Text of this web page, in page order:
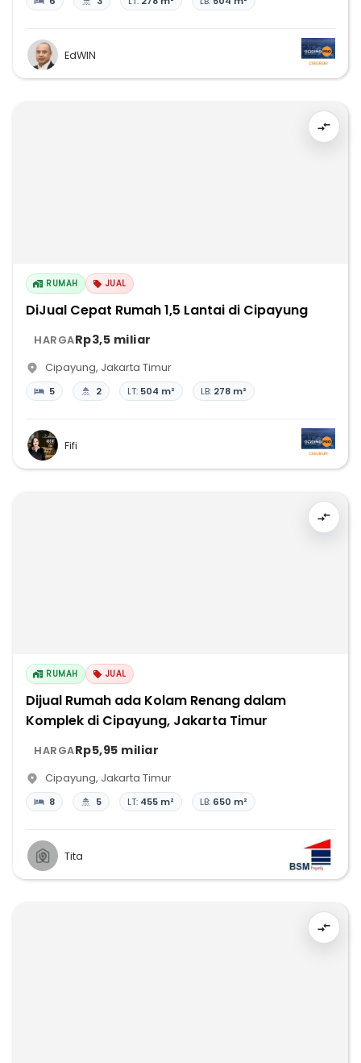
EdWIN
RUMAH JUAL
DiJual Cepat Rumah 1,5 Lantai di Cipayung
HARGARp3,5 miliar
Cipayung, Jakarta Timur
5 2 LT: 504 m² LB: 278 m²
Fifi
RUMAH JUAL
Dijual Rumah ada Kolam Renang dalam
Komplek di Cipayung, Jakarta Timur
HARGARp5,95 miliar
Cipayung, Jakarta Timur
8 5 LT: 455 m² LB: 650 m²
Tita